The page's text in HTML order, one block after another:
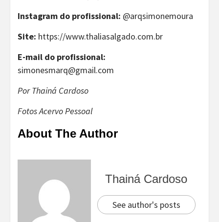
Instagram do profissional: @arqsimonemoura
Site: https://www.thaliasalgado.com.br
E-mail do profissional:
simonesmarq@gmail.com
Por Thainá Cardoso
Fotos Acervo Pessoal
About The Author
Thainá Cardoso
See author's posts